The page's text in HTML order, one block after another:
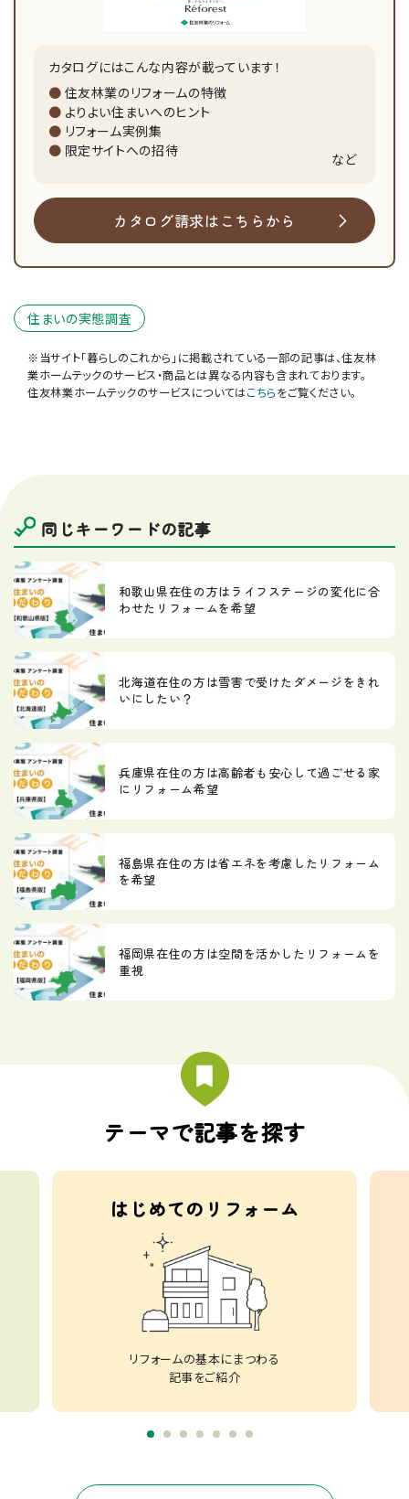
カタログにはこんな内容が載っています！
住友林業のリフォームの特徴
よりよい住まいへのヒント
リフォーム実例集
限定サイトへの招待
など
カタログ請求はこちらから
住まいの実態調査
※当サイト「暮らしのこれから」に掲載されている一部の記事は、住友林
業ホームテックのサービス・商品とは異なる内容も含まれております。
住友林業ホームテックのサービスについてはこちらをご覧ください。
同じキーワードの記事
和歌山県在住の方はライフステージの変化に合
わせたリフォームを希望
北海道在住の方は雪害で受けたダメージをきれ
いにしたい？
兵庫県在住の方は高齢者も安心して過ごせる家
にリフォーム希望
福島県在住の方は省エネを考慮したリフォーム
を希望
福岡県在住の方は空間を活かしたリフォームを
重視
テーマで記事を探す
はじめてのリフォーム
リフォームの基本にまつわる
記事をご紹介